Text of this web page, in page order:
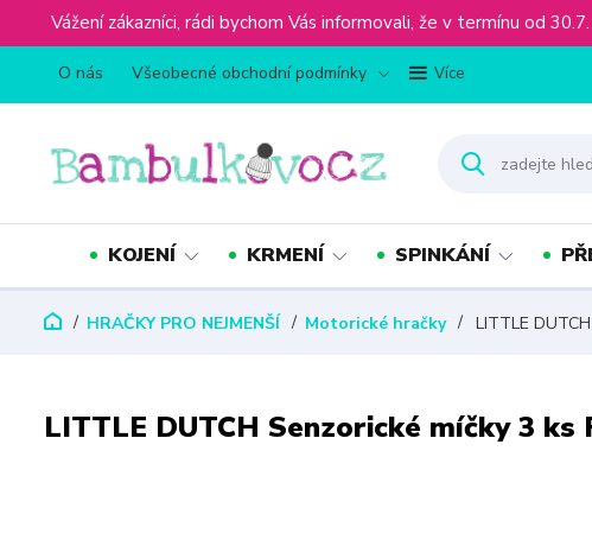
Vážení zákazníci, rádi bychom Vás informovali, že v termínu od
O nás Všeobecné obchodní podmínky Více
KOJENÍ KRMENÍ SPINKÁNÍ
HRAČKY PRO NEJMENŠÍ Motorické hračky LITTLE
LITTLE DUTCH Senzorické míčky 3 ks